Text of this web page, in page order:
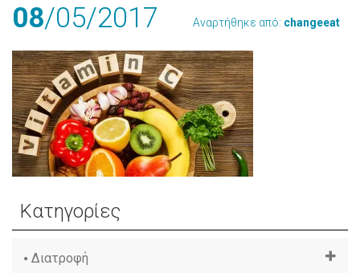
08/05/2017 Αναρτήθηκε από: changeeat
Κατηγορίες
Διατροφή